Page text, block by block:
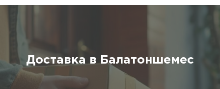
Доставка в Балатоншемес